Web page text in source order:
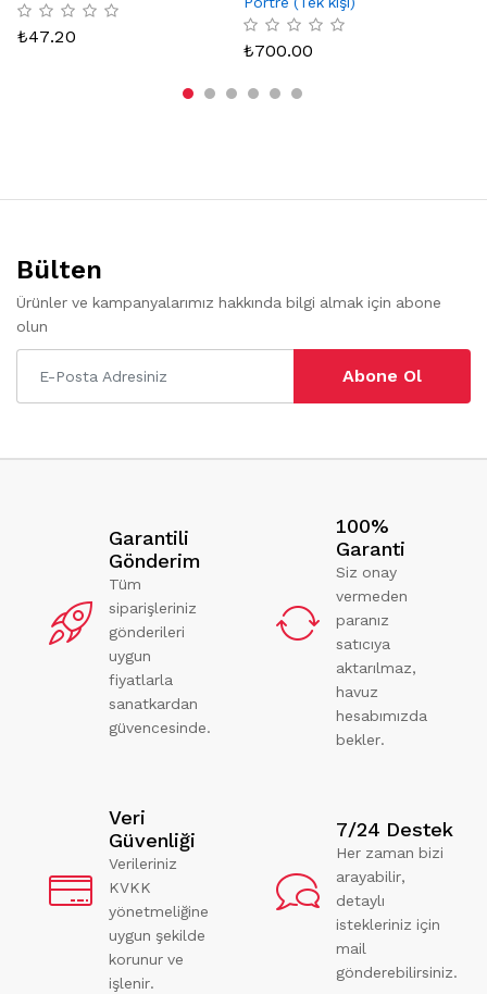
₺47.20
₺700.00
Bülten
Ürünler ve kampanyalarımız hakkında bilgi almak için abone
olun
Abone Ol
Garantili
Gönderim
Tüm
siparişleriniz
gönderileri
uygun
fiyatlarla
sanatkardan
güvencesinde.
100%
Garanti
Siz onay
vermeden
paranız
satıcıya
aktarılmaz,
havuz
hesabımızda
bekler.
Veri
Güvenliği
Verileriniz
KVKK
yönetmeliğine
uygun şekilde
korunur ve
işlenir.
7/24 Destek
Her zaman bizi
arayabilir,
detaylı
istekleriniz için
mail
gönderebilirsiniz.